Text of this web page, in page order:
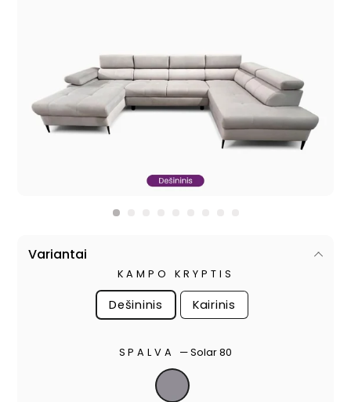
Variantai
KAMPO KRYPTIS
Dešininis Kairinis
SPALVA —Solar 80